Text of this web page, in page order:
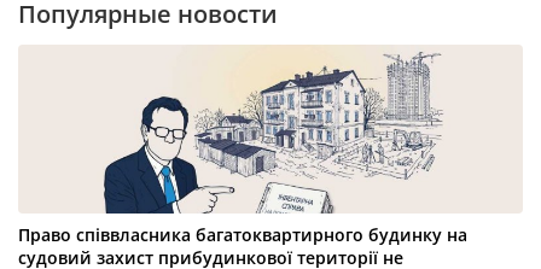
Популярные новости
Право співвласника багатоквартирного будинку на
судовий захист прибудинкової території не